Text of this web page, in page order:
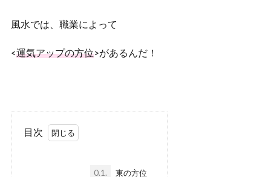
風水では、職業によって
<運気アップの方位>があるんだ！
目次
0.1. 東の方位